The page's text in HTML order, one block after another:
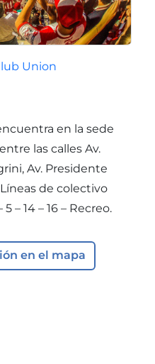
Union
en la sede
las calles Av.
Av. Presidente
de colectivo
– 14 – 16 – Recreo.
en el mapa